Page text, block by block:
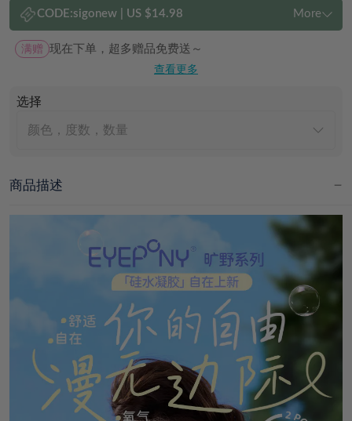
CODE:sigonew| US $14.98 More
满赠 现在下单，超多赠品免费送～
查看更多
选择
颜色，度数，数量
商品描述